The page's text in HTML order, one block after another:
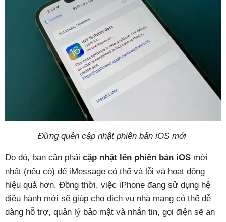
Đừng quên cập nhật phiên bản iOS mới
Do đó, bạn cần phải cập nhật lên phiên bản iOS mới
nhất (nếu có) để iMessage có thể vá lỗi và hoạt động
hiệu quả hơn. Đồng thời, việc iPhone đang sử dụng hệ
điều hành mới sẽ giúp cho dịch vụ nhà mạng có thể dễ
dàng hỗ trợ, quản lý bảo mật và nhắn tin, gọi điện sẽ an